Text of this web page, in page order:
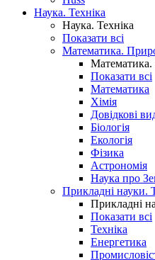
Наука. Техніка
Наука. Техніка
Показати всі
Математика.
Математика.
Показати всі
Математика
Хімія
Довідкові
Біологія
Екологія
Фізика
Астрономія
Наука про
Прикладні науки.
Прикладні
Показати всі
Техніка
Енергетика